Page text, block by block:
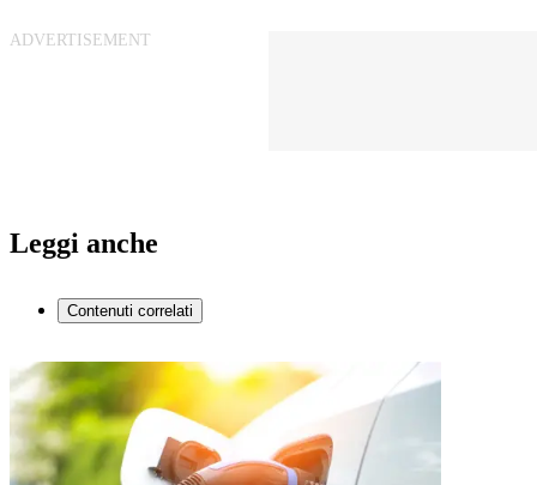
Leggi anche
Contenuti correlati